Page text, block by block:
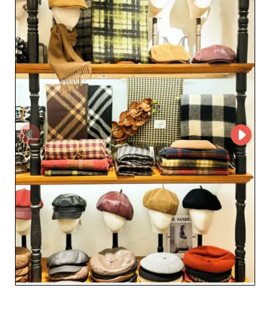
informações detalhadas, firmar uma parceria ou fazer
um pedido. Essa abordagem direta favorece uma relação
comercial personalizada e duradoura. Escolher VERI
accessories é optar por um parceiro confiável, que
entende as necessidades dos profissionais de moda. Seu
atendimento ágil, o cumprimento de prazos e os preços
competitivos fazem dele um aliado estratégico para
lojistas que desejam ampliar sua oferta com acessórios
refinados e versáteis. Com VERI accessories, transforme
seu catálogo e ofereça aos seus clientes peças
modernas, elegantes e duráveis, que reforçarão a
imagem e a atratividade da sua loja.